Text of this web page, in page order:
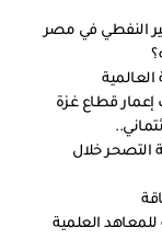
النفطي في مصر
قطاع غزة
التصحر خلال
العلمية